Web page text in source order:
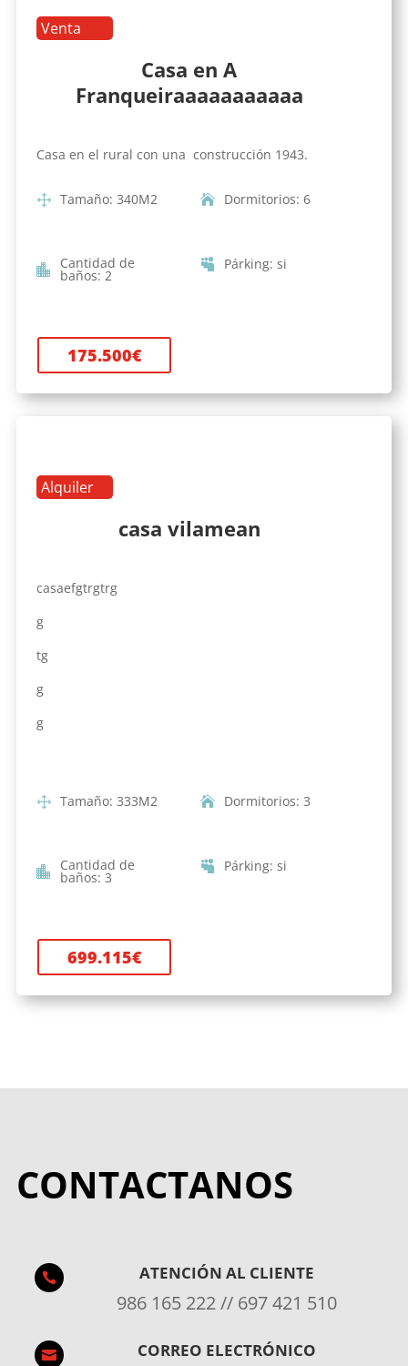
Venta
Casa en A
Franqueiraaaaaaaaaaa
Casa en el rural con una construcción 1943.
Tamaño: 340M2 Dormitorios: 6
Cantidad de
baños: 2
Párking: si
175.500€
Alquiler
casa vilamean
casaefgtrgtrg
g
tg
g
g
Tamaño: 333M2 Dormitorios: 3
Cantidad de
baños: 3
Párking: si
699.115€
CONTACTANOS
 ATENCIÓN AL CLIENTE
986 165 222 // 697 421 510
 CORREO ELECTRÓNICO